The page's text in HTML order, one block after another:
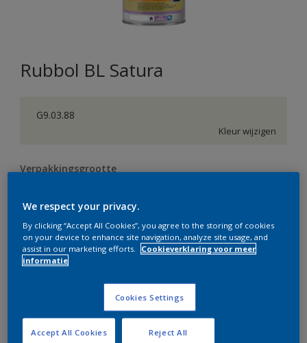
Rubbol BL Satura
G9.03.88
Kleur wijzigen
Verpakkingsgrootte
Aantal Verfcalculator
Bereken
Op dit moment is het niet mogelijk dit product online
te bestellen. Bezoek je dichtstbijzijnde winkel of klik op
de knop hieronder.
We respect your privacy.
By clicking “Accept All Cookies”, you agree to the storing of cookies
on your device to enhance site navigation, analyze site usage, and
assist in our marketing efforts.
Cookieverklaring voor meer
informatie
Cookies Settings
Reject All
Accept All Cookies